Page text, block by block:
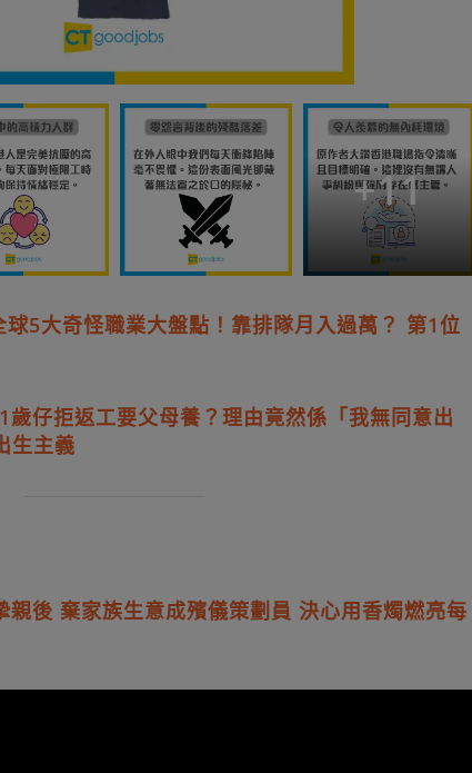
+11
5大奇怪職業大盤點！靠排隊月入過萬？ 第1位
仔拒返工要父母養？理由竟然係「我無同意出
生主義
親後 棄家族生意成殯儀策劃員 決心用香燭燃亮每